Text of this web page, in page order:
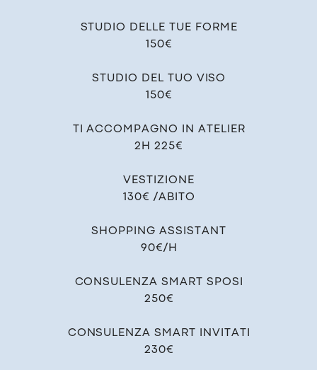
STUDIO DELLE TUE FORME
150€
STUDIO DEL TUO VISO
150€
TI ACCOMPAGNO IN ATELIER
2H 225€
VESTIZIONE
130€ /ABITO
SHOPPING ASSISTANT
90€/H
CONSULENZA SMART SPOSI
250€
CONSULENZA SMART INVITATI
230€